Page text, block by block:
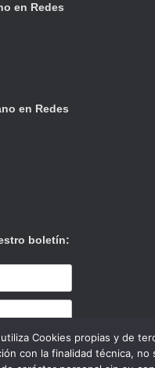
en Redes
en Redes
boletín:
Cookies propias y de
con la finalidad técnica, no